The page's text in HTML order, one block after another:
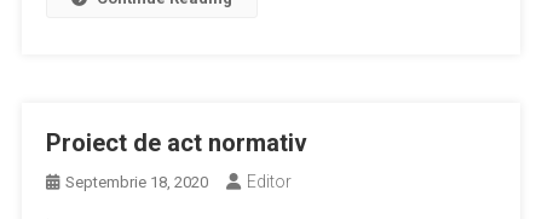
Proiect de act normativ
Septembrie 18, 2020 Editor